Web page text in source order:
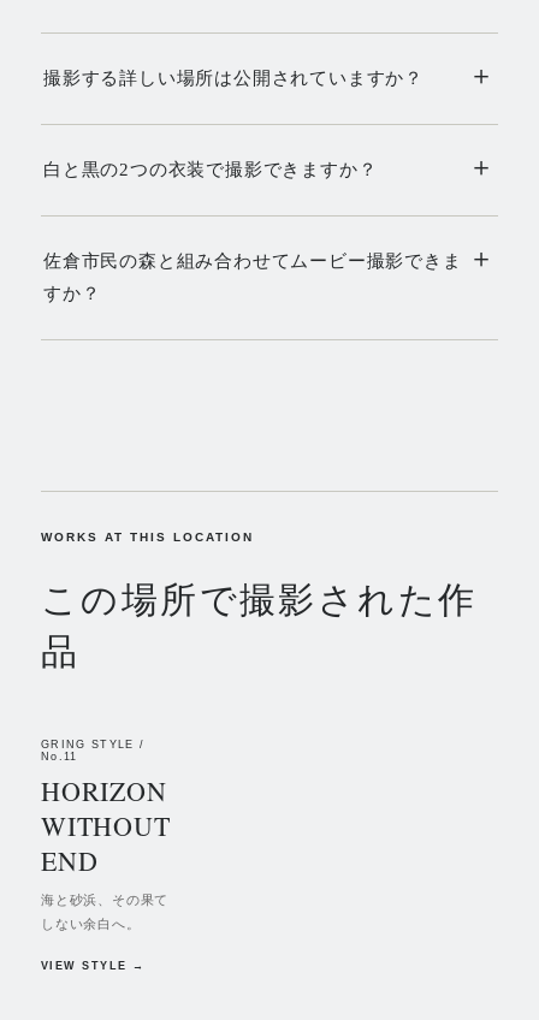
撮影する詳しい場所は公開されていますか？ ＋
白と黒の2つの衣装で撮影できますか？ ＋
佐倉市民の森と組み合わせてムービー撮影できま
すか？
＋
WORKS AT THIS LOCATION
この場所で撮影された作
品
GRING STYLE /
No. 11
HORIZON
WITHOUT
END
海と砂浜、その果て
しない余白へ。
VIEW STYLE →